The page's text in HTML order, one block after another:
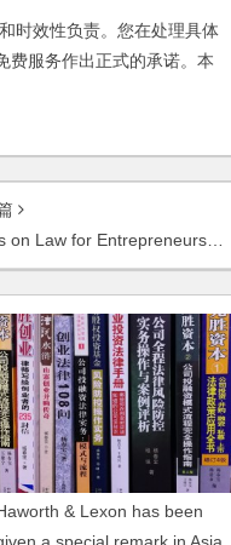
时效性负责。您在处理具体
费服务作出正式的承诺。本
for Entrepreneurs was published
& Lexon has been